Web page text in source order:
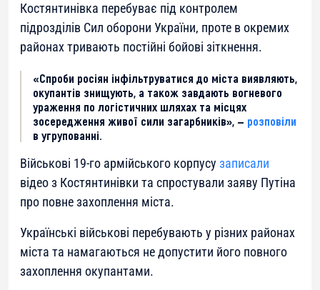
Костянтинівка перебуває під контролем
підрозділів Сил оборони України, проте в окремих
районах тривають постійні бойові зіткнення.
«Спроби росіян інфільтруватися до міста виявляють,
окупантів знищують, а також завдають вогневого
ураження по логістичних шляхах та місцях
зосередження живої сили загарбників», — розповіли
в угрупованні.
Військові 19-го армійського корпусу записали
відео з Костянтинівки та спростували заяву Путіна
про повне захоплення міста.
Українські військові перебувають у різних районах
міста та намагаються не допустити його повного
захоплення окупантами.